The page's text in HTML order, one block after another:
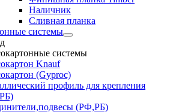
Наличник
Сливная планка
системы
системы
Knauf
(Gyproc)
профиль для крепления
(РФ,РБ)